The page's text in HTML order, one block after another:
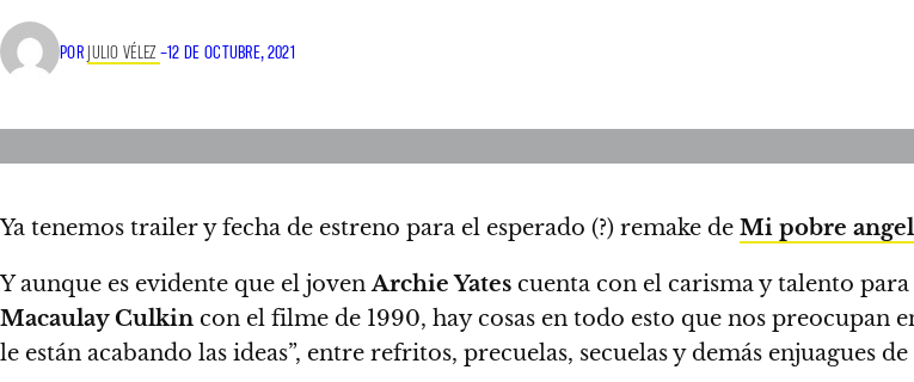
POR JULIO VÉLEZ –12 DE OCTUBRE, 2021
Ya tenemos trailer y fecha de estreno para el esperado (?) remake de Mi pobre
Y aunque es evidente que el jovenArchie Yates cuenta con el carisma y talento
Macaulay Culkin con el filme de 1990, hay cosas en todo esto que nos preocupan
le están acabando las ideas”, entre refritos, precuelas, secuelas y demás enjuagues